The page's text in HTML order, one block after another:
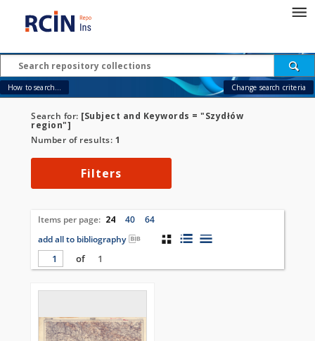
How to search... Change search criteria
Search for: [Subject and Keywords = "Szydłów
region"]
Number of results: 1
Filters
Items per page: 24 40
64
add all to bibliography
of
1